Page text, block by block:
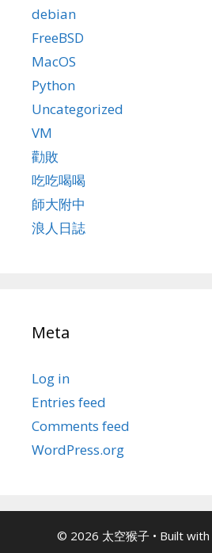
debian
FreeBSD
MacOS
Python
Uncategorized
VM
勸敗
吃吃喝喝
師大附中
浪人日誌
Meta
Log in
Entries feed
Comments feed
WordPress.org
© 2026 太空猴子 • Built with